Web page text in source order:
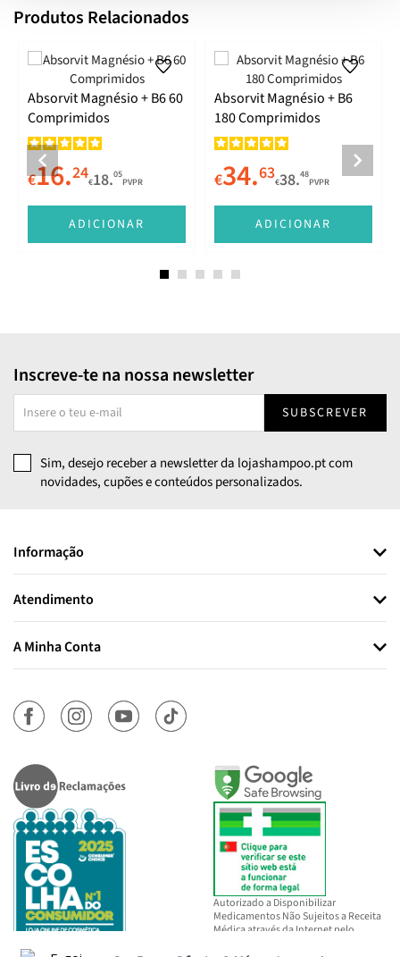
Produtos Relacionados
Absorvit Magnésio + B6 60
Comprimidos
€16.24€18.05
PVPR
ADICIONAR
Absorvit Magnésio + B6
180 Comprimidos
€34.63€38.48
PVPR
ADICIONAR
Inscreve-te na nossa newsletter
SUBSCREVER
Sim, desejo receber a newsletter da lojashampoo.pt com
novidades, cupões e conteúdos personalizados.
Informação
Atendimento
A Minha Conta
Autorizado a Disponibilizar
Medicamentos Não Sujeitos a Receita
Médica através da Internet pelo